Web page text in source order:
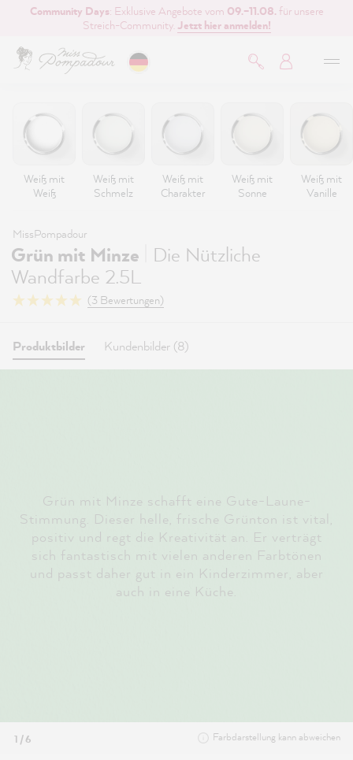
springen
Community Days: Exklusive Angebote vom 09.–11.08. für unsere
Streich-Community. Jetzt hier anmelden!
Weiß mit
Weiß
Weiß mit
Schmelz
Weiß mit
Charakter
Weiß mit
Sonne
Weiß mit
Vanille
MissPompadour
Grün mit Minze
Die Nützliche
Wandfarbe 2.5L
(3 Bewertungen)
Produktbilder Kundenbilder (8)
Grün mit Minze schafft eine Gute-Laune-
Stimmung. Dieser helle, frische Grünton ist vital,
positiv und regt die Kreativität an. Er verträgt
sich fantastisch mit vielen anderen Farbtönen
und passt daher gut in ein Kinderzimmer, aber
auch in eine Küche.
1 / 6 Farbdarstellung kann abweichen